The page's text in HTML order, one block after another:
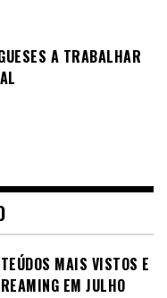
A TRABALHAR
MAIS VISTOS E
EM JULHO